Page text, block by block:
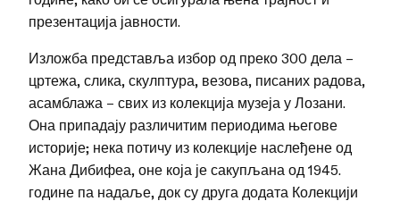
презентација јавности.
Изложба представља избор од преко 300 дела –
цртежа, слика, скулптура, везова, писаних радова,
асамблажа – свих из колекција музеја у Лозани.
Она припадају различитим периодима његове
историје; нека потичу из колекције наслеђене од
Жана Дибифеа, оне која је сакупљана од 1945.
године па надаље, док су друга додата Колекцији